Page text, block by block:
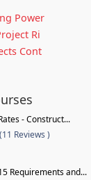
Power
Ri
Cont
- Construct...
(11 Reviews )
Requirements and...